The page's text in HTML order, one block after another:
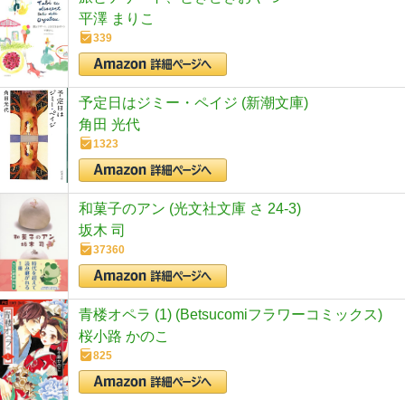
平澤 まりこ
339
予定日はジミー・ペイジ (新潮文庫)
角田 光代
1323
和菓子のアン (光文社文庫 さ 24-3)
坂木 司
37360
青楼オペラ (1) (Betsucomiフラワーコミックス)
桜小路 かのこ
825